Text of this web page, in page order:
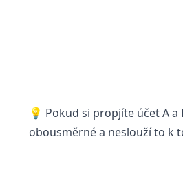
💡 Pokud si propjíte účet A
obousměrné a neslouží to k